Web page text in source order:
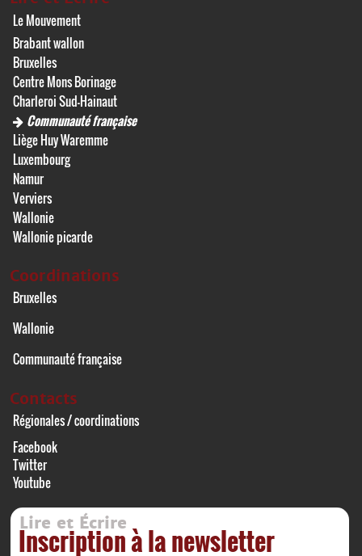
Le Mouvement
Brabant wallon
Bruxelles
Centre Mons Borinage
Charleroi Sud-Hainaut
Communauté française
Liège Huy Waremme
Luxembourg
Namur
Verviers
Wallonie
Wallonie picarde
Coordinations
Bruxelles
Wallonie
Communauté française
Contacts
Régionales / coordinations
Facebook
Twitter
Youtube
Lire et Écrire
Inscription à la newsletter